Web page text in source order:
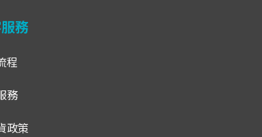
務
程
務
政策